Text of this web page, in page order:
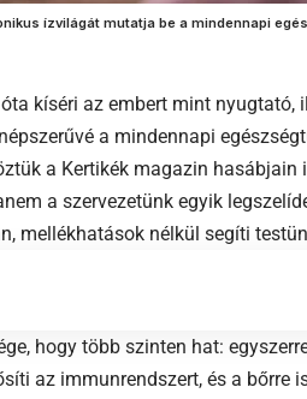
ízvilágát mutatja be a mindennapi
kíséri az embert mint
a mindennapi
a Kertikék magazin
a szervezetünk egyik
mellékhatások nélkül segíti
hogy több szinten hat:
az immunrendszert, és a bőrre